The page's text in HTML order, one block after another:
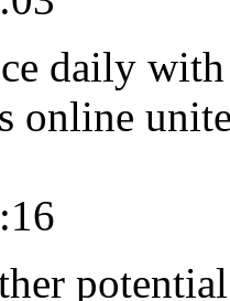
daily
online